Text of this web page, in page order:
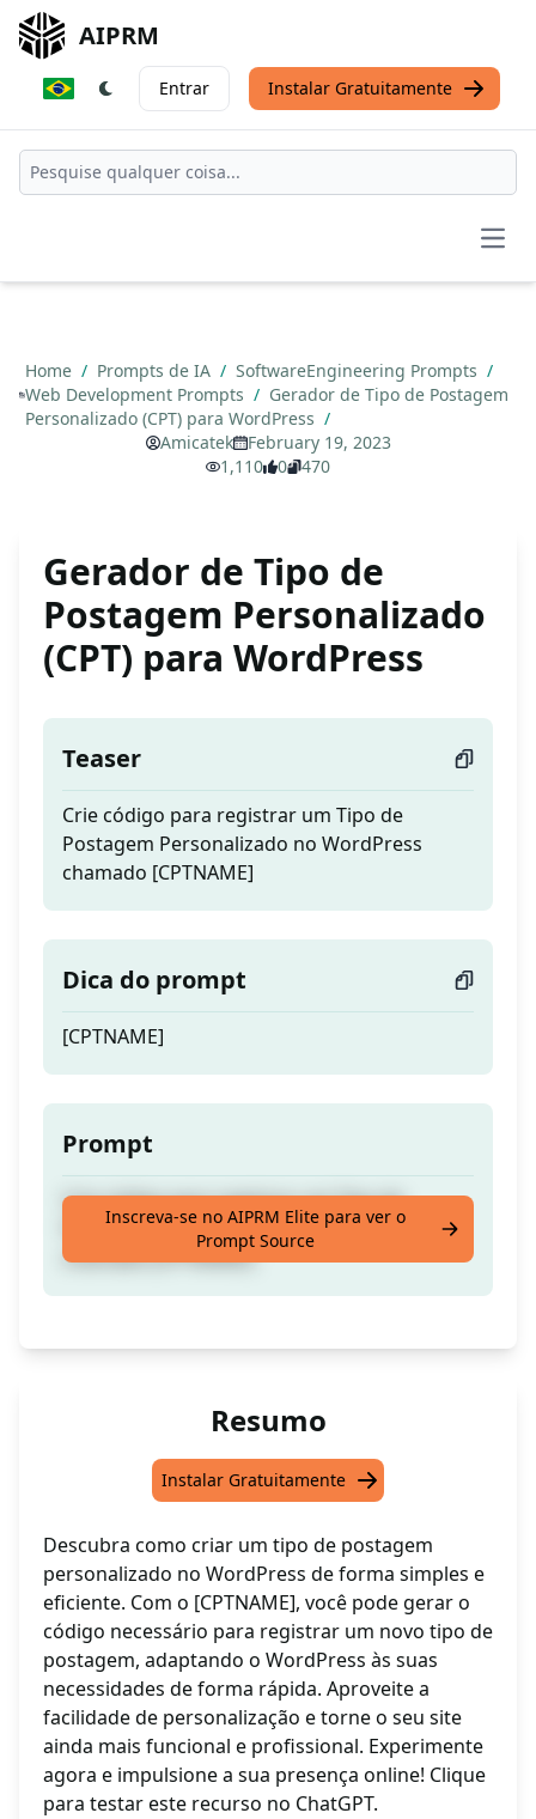
AIPRM
Entrar Instalar Gratuitamente
Home / Prompts de IA / SoftwareEngineering Prompts /
Web Development Prompts / Gerador de Tipo de Postagem
Personalizado (CPT) para WordPress /
Amicatek
February 19, 2023
1,110
0 470
Gerador de Tipo de
Postagem Personalizado
(CPT) para WordPress
Teaser
Crie código para registrar um Tipo de
Postagem Personalizado no WordPress
chamado [CPTNAME]
Dica do prompt
[CPTNAME]
Prompt
Crie código para registrar um Tipo de
Postagem Personalizado no WordPress
chamado [CPTNAME]
Inscreva-se no AIPRM Elite para ver o
Prompt Source
Resumo
Instalar Gratuitamente
Descubra como criar um tipo de postagem
personalizado no WordPress de forma simples e
eficiente. Com o [CPTNAME], você pode gerar o
código necessário para registrar um novo tipo de
postagem, adaptando o WordPress às suas
necessidades de forma rápida. Aproveite a
facilidade de personalização e torne o seu site
ainda mais funcional e profissional. Experimente
agora e impulsione a sua presença online! Clique
para testar este recurso no ChatGPT.